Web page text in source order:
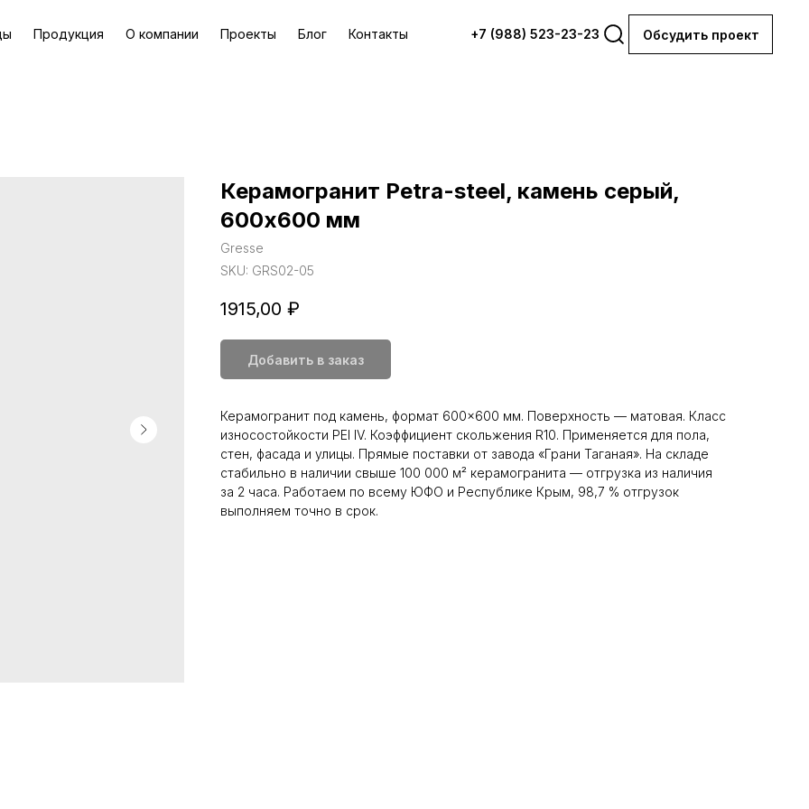
Продукция О компании Проекты Блог Контакты +7 (988) 523-23-23 Обсудить проект
Керамогранит Petra-steel, камень серый,
600х600 мм
Gresse
SKU: GRS02-05
1915,00 ₽
Добавить в заказ
Керамогранит под камень, формат 600×600 мм. Поверхность — матовая. Класс
износостойкости PEI IV. Коэффициент скольжения R10. Применяется для пола,
стен, фасада и улицы. Прямые поставки от завода «Грани Таганая». На складе
стабильно в наличии свыше 100 000 м² керамогранита — отгрузка из наличия
за 2 часа. Работаем по всему ЮФО и Республике Крым, 98,7 % отгрузок
выполняем точно в срок.